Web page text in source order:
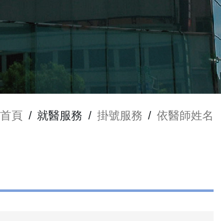
首頁 / 就醫服務 / 掛號服務 / 依醫師姓名